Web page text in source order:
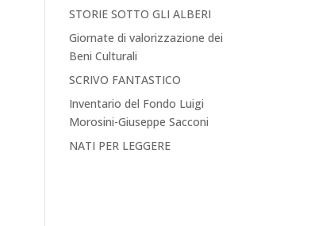
STORIE SOTTO GLI ALBERI
Giornate di valorizzazione dei
Beni Culturali
SCRIVO FANTASTICO
Inventario del Fondo Luigi
Morosini-Giuseppe Sacconi
NATI PER LEGGERE